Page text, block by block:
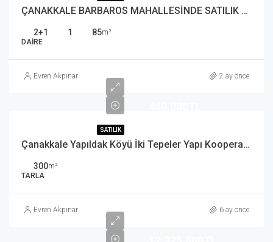
ÇANAKKALE BARBAROS MAHALLESİNDE SATILIK 2+1 DAİRE
2+1 1 85m²
DAIRE
Evren Akpınar 2 ay önce
SATILIK
Çanakkale Yapıldak Köyü İki Tepeler Yapı Kooperatifi Hissesi
300m²
TARLA
Evren Akpınar 6 ay önce